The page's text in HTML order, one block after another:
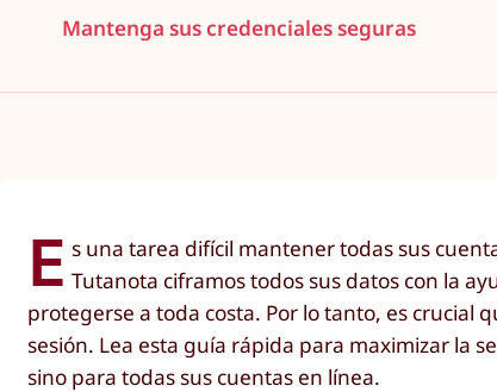
Mantenga sus credenciales seguras
E s una tarea difícil mantener todas sus
Tutanota ciframos todos sus datos con la
protegerse a toda costa. Por lo tanto, es crucial
sesión. Lea esta guía rápida para maximizar la
sino para todas sus cuentas en línea.